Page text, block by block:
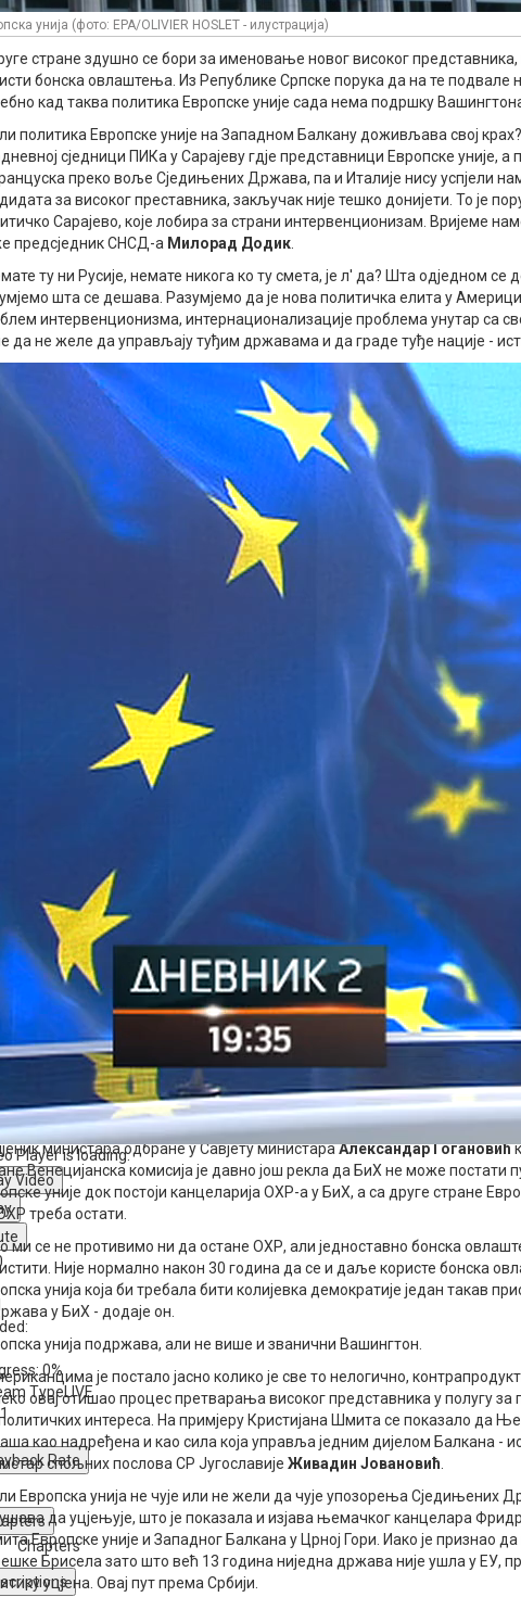
унија (фото: EPA/OLIVIER HOSLET - илустрација)
стране здушно се бори за именовање новог високог представника,
бонска овлаштења. Из Републике Српске порука да на те подвале
кад таква политика Европске уније сада нема подршку
политика Европске уније на Западном Балкану доживљава свој крах?
сједници ПИКа у Сарајеву гдје представници Европске уније,
преко воље Сједињених Држава, па и Италије нису успјели
за високог преставника, закључак није тешко донијети. То је
Сарајево, које лобира за страни интервенционизам. Вријеме
предсједник СНСД-а Милорад Додик.
ту ни Русије, немате никога ко ту смета, је л' да? Шта одједном
шта се дешава. Разумјемо да је нова политичка елита у
интервенционизма, интернационализације проблема унутар са
да не желе да управљају туђим државама и да граде туђе нације -
Player is loading.
Video
:
: 0%
TypeLIVE
Rate
Chapters
или можда не, да се званични Брисел бори за избор високог
да жели БиХ у Европској унији. На то указују и српски представници
унија, која је још прије 15 година саопштила да према и у ЕУ
представником, се грчевито бори за останак високог
која су у потпуној супротности са владавином права ЕУ. То
- поручује делегат у Дому народа Парламентарне скупштине
.
министара одбране у Савјету министараАлександар Гогановић
Венецијанска комисија је давно још рекла да БиХ не може постати
уније док постоји канцеларија ОХР-а у БиХ, а са друге стране
треба остати.
ми се не противимо ни да остане ОХР, али једноставно бонска
Није нормално након 30 година да се и даље користе бонска
унија која би требала бити колијевка демократије један такав
у БиХ - додаје он.
унија подржава, али не више и званични Вашингтон.
је постало јасно колико је све то нелогично,
овај отишао процес претварања високог представника у полугу за
интереса. На примјеру Кристијана Шмита се показало да
као надређена и као сила која управља једним дијелом Балкана -
спољних послова СР Југославије Живадин Јовановић.
Европска унија не чује или не жели да чује упозорења Сједињених
да уцјењује, што је показала и изјава њемачког канцелара
Европске уније и Западног Балкана у Црној Гори. Иако је признао
Брисела зато што већ 13 година ниједна држава није ушла у ЕУ,
уцјена. Овај пут према Србији.